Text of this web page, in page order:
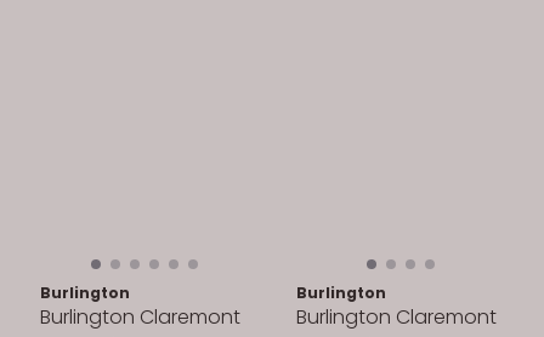
Burlington
Burlington Claremont
Burlington
Burlington Claremont